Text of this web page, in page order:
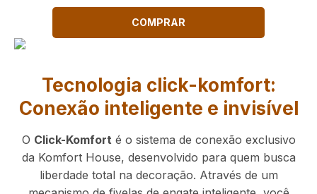
COMPRAR
Tecnologia click-komfort:
Conexão inteligente e invisível
O Click-Komforté o sistema de conexão exclusivo
da Komfort House, desenvolvido para quem busca
liberdade total na decoração. Através de um